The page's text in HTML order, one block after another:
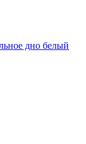
дно белый